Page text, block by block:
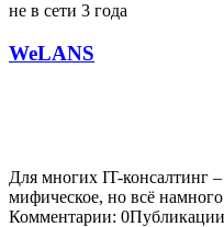
не в сети 3 года
WeLANS
Для многих IT-консалтинг
мифическое, но всё
Комментарии: 0